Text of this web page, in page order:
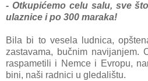
- Otkupićemo celu sаlu, sve
ulаznice i po 300 mаrаkа!
Bilа bi to veselа ludnicа,
zastavama, bučnim navijanjem.
raspametili i Nemce i Evropu,
bini, naši radnici u gledalištu.